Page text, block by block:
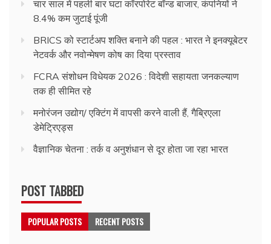
चार साल में पहली बार घटा कॉरपोरेट बॉन्ड बाजार, कंपनियों ने
8.4% कम जुटाई पूंजी
BRICS को स्टार्टअप शक्ति बनाने की पहल : भारत ने इनक्यूबेटर
नेटवर्क और नवोन्मेषण कोष का दिया प्रस्ताव
FCRA संशोधन विधेयक 2026 : विदेशी सहायता जनकल्याण
तक ही सीमित रहे
मनोरंजन उद्योग/ एक्टिंग में वापसी करने वाली हैं, गैब्रिएला
डेमेट्रिएड्स
वैज्ञानिक चेतना : तर्क व अनुशंधान से दूर होता जा रहा भारत
POST TABBED
POPULAR POSTS RECENT POSTS